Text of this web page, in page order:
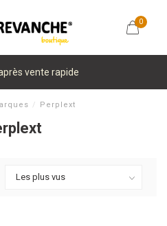
0
vente rapide
/ Perplext